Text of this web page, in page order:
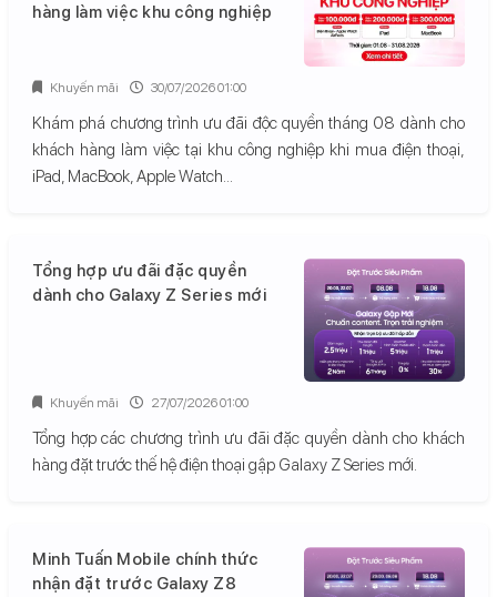
hàng làm việc khu công nghiệp
Khám phá chương trình ưu đãi độc quyền tháng 08 dành cho
khách hàng làm việc tại khu công nghiệp khi mua điện thoại,
iPad, MacBook, Apple Watch...
Khuyến mãi 30/07/2026 01:00
Tổng hợp ưu đãi đặc quyền
dành cho Galaxy Z Series mới
Tổng hợp các chương trình ưu đãi đặc quyền dành cho khách
hàng đặt trước thế hệ điện thoại gập Galaxy Z Series mới.
Khuyến mãi 27/07/2026 01:00
Minh Tuấn Mobile chính thức
nhận đặt trước Galaxy Z8